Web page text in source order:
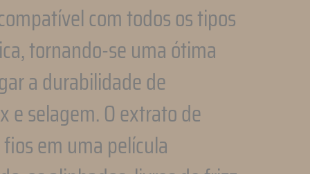
com todos os tipos
tornando-se uma ótima
a durabilidade de
e selagem. O extrato de
em uma película